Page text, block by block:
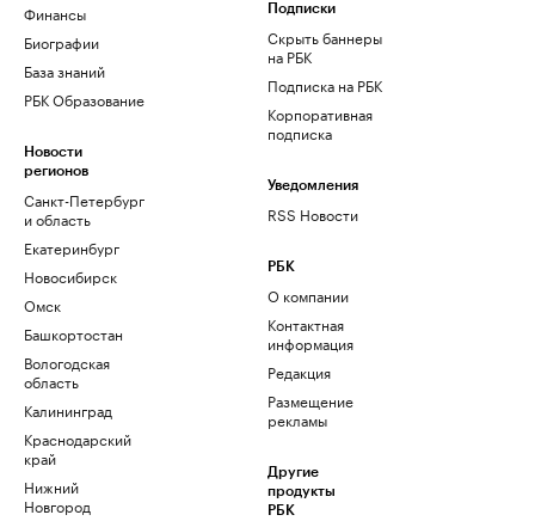
Финансы
Биографии
База знаний
РБК Образование
Новости
регионов
Санкт-Петербург
и область
Екатеринбург
Новосибирск
Омск
Башкортостан
Вологодская
область
Калининград
Краснодарский
край
Нижний
Новгород
Подписки
Скрыть баннеры
на РБК
Подписка на РБК
Корпоративная
подписка
Уведомления
RSS Новости
РБК
О компании
Контактная
информация
Редакция
Размещение
рекламы
Другие
продукты
РБК